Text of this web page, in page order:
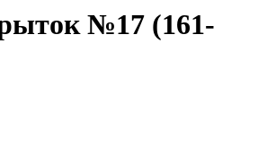
№17 (161-